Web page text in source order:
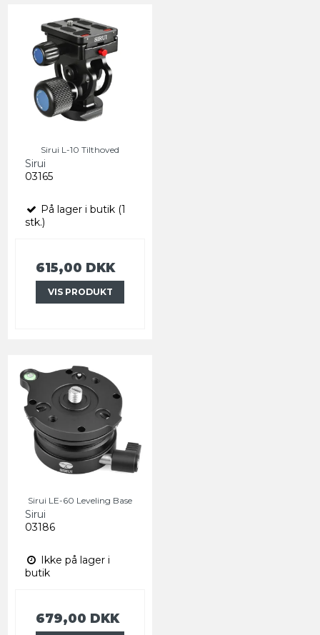
Sirui L-10 Tilthoved
Sirui
03165
På lager i butik (1
stk.)
615,00 DKK
VIS PRODUKT
Sirui LE-60 Leveling Base
Sirui
03186
Ikke på lager i
butik
679,00 DKK